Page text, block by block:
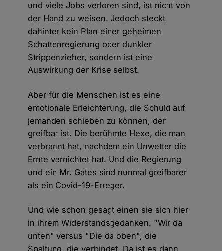
und viele Jobs verloren sind, ist nicht von
der Hand zu weisen. Jedoch steckt
dahinter kein Plan einer geheimen
Schattenregierung oder dunkler
Strippenzieher, sondern ist eine
Auswirkung der Krise selbst.
Aber für die Menschen ist es eine
emotionale Erleichterung, die Schuld auf
jemanden schieben zu können, der
greifbar ist. Die berühmte Hexe, die man
verbrannt hat, nachdem ein Unwetter die
Ernte vernichtet hat. Und die Regierung
und ein Mr. Gates sind nunmal greifbarer
als ein Covid-19-Erreger.
Und wie schon gesagt einen sie sich hier
in ihrem Widerstandsgedanken. "Wir da
unten" versus "Die da oben", die
Spaltung, die verbindet. Da ist es dann